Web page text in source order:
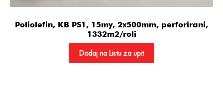
Poliolefin, KB PS1, 15my, 2x500mm, perforirani,
1332m2/roli
Dodaj na Listu za upit